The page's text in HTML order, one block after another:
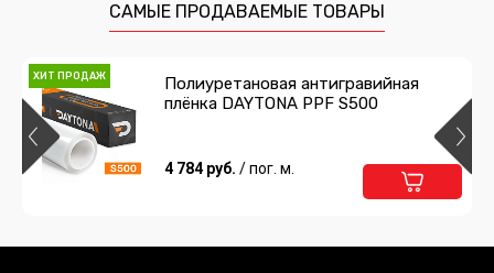
САМЫЕ ПРОДАВАЕМЫЕ ТОВАРЫ
ХИТ ПРОДАЖ
Полиуретановая антигравийная
плёнка DAYTONA PPF S500
4 784 руб. / пог. м.